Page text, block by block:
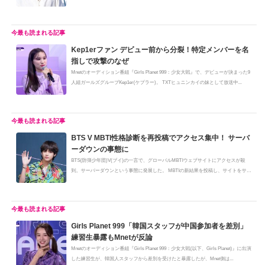
Kep1erファン デビュー前から分裂！特定メンバーを名
指しで攻撃のなぜ
Mnetのオーディション番組『Girls Planet 999：少女大戦』で、デビューが決まった9
人組ガールズグループKep1er(ケプラー)。 TXTヒュニンカイの妹として放送中...
BTS V MBTI性格診断を再投稿でアクセス集中！ サーバ
ーダウンの事態に
BTS(防弾少年団)V(ブイ)の一言で、グローバルMBTIウェブサイトにアクセスが殺
到。サーバーダウンという事態に発展した。 MBTIの新結果を投稿し、サイトをサ
Girls Planet 999「韓国スタッフが中国参加者を差別」
練習生暴露もMnetが反論
Mnetのオーディション番組『Girls Planet 999：少女大戦(以下、Girls Planet)』に出演
した練習生が、韓国人スタッフから差別を受けたと暴露したが、Mnet側は...